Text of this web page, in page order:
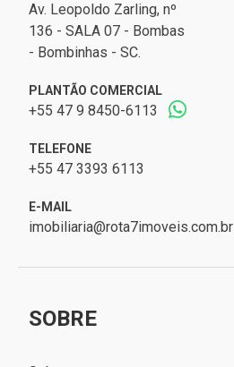
Av. Leopoldo Zarling, nº
136 - SALA 07 - Bombas
- Bombinhas - SC.
PLANTÃO COMERCIAL
+55 47 9 8450-6113
TELEFONE
+55 47 3393 6113
E-MAIL
imobiliaria@rota7imoveis.com.br
SOBRE